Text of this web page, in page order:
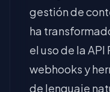
gestión de
ha
el uso de la API
webhooks y
de lenguaje